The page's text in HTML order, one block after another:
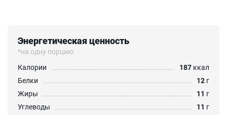
Энергетическая ценность
*на одну порцию
Калории
187 ккал
Белки
12 г
Жиры
11 г
Углеводы
11 г